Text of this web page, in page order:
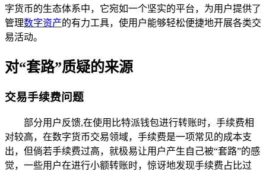
字货币的生态体系中，它宛如一个坚实的平台，为用户提供了
管理数字资产的有力工具，使用户能够轻松便捷地开展各类交
易活动。
对“套路”质疑的来源
交易手续费问题
部分用户反馈,在使用比特派钱包进行转账时，手续费相
对较高，在数字货币交易领域，手续费是一项常见的成本支
出，但倘若手续费过高，就极易让用户产生自己被“套路”的感
觉，一些用户在进行小额转账时，惊讶地发现手续费占比过